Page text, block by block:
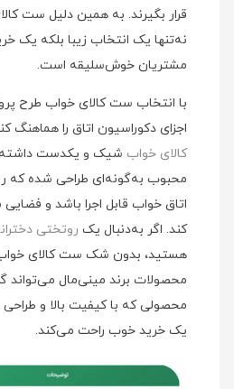
قرار بگیرند. به همین دلیل ست
نه‌تنها یک انتخاب زیبا بلکه یک
مشتریان خوش‌سلیقه است.
با انتخاب ست کالای خواب طرح
اجزای دکوراسیون اتاق را هماهنگ
کالای خواب شیک و یکدست داشته
محبوب به‌گونه‌ای طراحی شده
اتاق خواب قابل اجرا باشد و
کند. اگر به‌دنبال یک روتختی
هستید، بدون شک ست کالای خواب
محصولات برند مینی‌مال می‌تواند
محصولی که با کیفیت بالا و طراحی
یک خرید خوب راحت می‌کند.